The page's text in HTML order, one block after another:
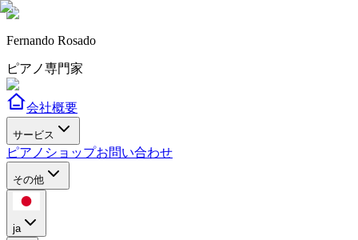
Fernando Rosado
ピアノ専門家
会社概要
サービス
ピアノショップお問い合わせ
その他
ja